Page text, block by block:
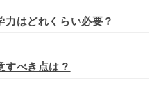
力はどれくらい必要？
すべき点は？